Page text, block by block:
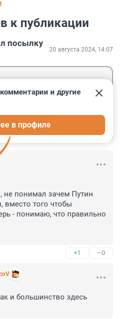
к публикации
посылку
20 августа 2024, 14:07
и другие
в профиле
не понимал зачем Путин
вместо того чтобы
- понимаю, что правильно
+1 –0
и большинство здесь